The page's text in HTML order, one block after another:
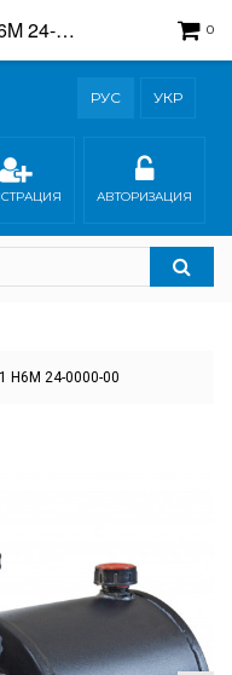
РУС УКР
0
АВТОРИЗАЦИЯ
H6M 24-0000-00
MC DC24 201E/2E P2 2,1 H6M 24-0000-00